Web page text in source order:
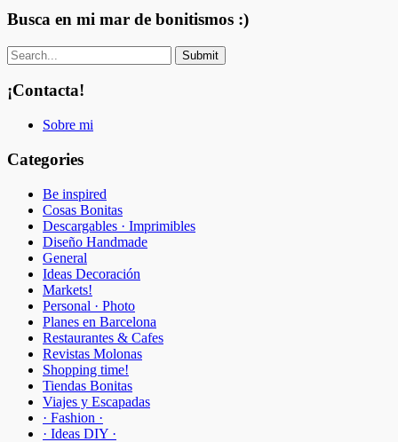
Busca en mi mar de bonitismos :)
¡Contacta!
Sobre mi
Categories
Be inspired
Cosas Bonitas
Descargables · Imprimibles
Diseño Handmade
General
Ideas Decoración
Markets!
Personal · Photo
Planes en Barcelona
Restaurantes & Cafes
Revistas Molonas
Shopping time!
Tiendas Bonitas
Viajes y Escapadas
· Fashion ·
· Ideas DIY ·